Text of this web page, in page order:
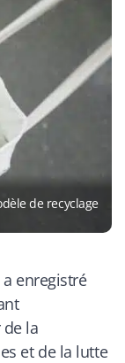
de recyclage
enregistré
de la
et de la lutte